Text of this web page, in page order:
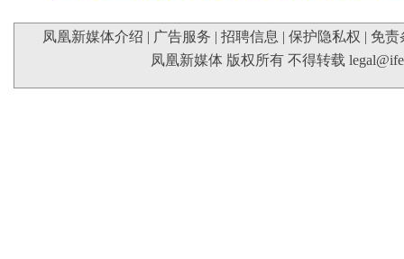
凤凰新媒体介绍 | 广告服务 | 招聘信息 | 保护隐私权 | 免责
凤凰新媒体 版权所有 不得转载